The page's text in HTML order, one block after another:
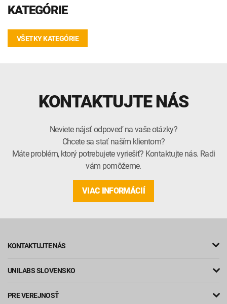
KATEGÓRIE
VŠETKY KATEGÓRIE
KONTAKTUJTE NÁS
Neviete nájsť odpoveď na vaše otázky?
Chcete sa stať naším klientom?
Máte problém, ktorý potrebujete vyriešiť? Kontaktujte nás. Radi
vám pomôžeme.
VIAC INFORMÁCIÍ
KONTAKTUJTE NÁS
UNILABS SLOVENSKO
PRE VEREJNOSŤ